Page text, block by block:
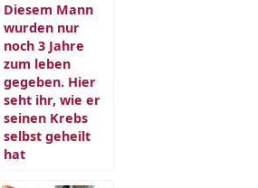
Diesem Mann
wurden nur
noch 3 Jahre
zum leben
gegeben. Hier
seht ihr, wie er
seinen Krebs
selbst geheilt
hat